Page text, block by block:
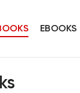
EBOOKS